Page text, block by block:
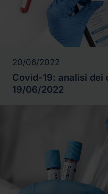
20/06/2022
Covid-19: analisi dei
19/06/2022